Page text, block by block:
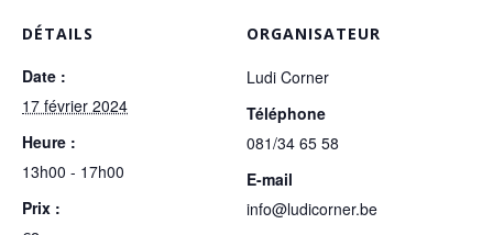
DÉTAILS
Date :
17 février 2024
Heure :
13h00 - 17h00
Prix :
ORGANISATEUR
Ludi Corner
Téléphone
081/34 65 58
E-mail
info@ludicorner.be